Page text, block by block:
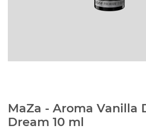
MaZa - Aroma Vanilla
Dream 10 ml